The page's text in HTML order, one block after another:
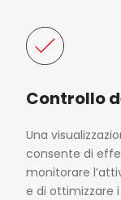
Controllo
Una
consente di
monitorare
e di ottimizzare